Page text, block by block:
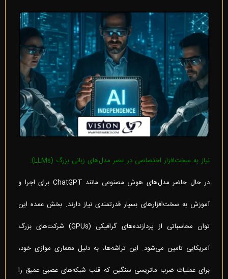
نیاز به سخت‌افزار اختصاصی در عصر مدل‌های زبانی بزرگ (LLMs):
در حال حاضر مدل‌های هوش مصنوعی مانند ChatGPT برای اجرا و
آموزش به سخت‌افزارهای بسیار قدرتمندی نیاز دارند. بخش عمده این
توان محاسباتی از پردازنده‌های گرافیکی (GPUs) شرکت‌های بزرگ
آمریکایی تامین می‌شود. این تراشه‌ها، به دلیل معماری موازی خود،
برای عملیات ضرب ماتریسی سنگین که قلب شبکه‌های عصبی عمیق را